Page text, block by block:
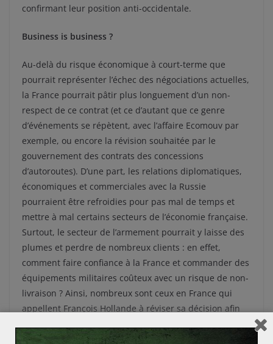
confirmant leur position anti-occidentale.
Business is business ?
Au-delà du risque économique à court-terme que
pourrait représenter l’échec des négociations actuelles,
la France pourrait pâtir plus longuement d’un non-
respect de ce contrat (et ce d’autant que ce genre
d’événements se répètent, avec l’affaire Ecomouv par
exemple, ou encore la révision souhaitée par le
gouvernement des contrats des concessions
d’autoroutes). D’une part, les relations diplomatiques,
économiques et commerciales avec la Russie
pourraient être refroidies pour pas mal de temps et
mettre à mal certains secteurs de l’économie française.
Surtout, le secteur de l’armement pourrait y laisse des
plumes et perdre de nombreux clients : en effet,
comment faire confiance à la France et commander des
équipements militaires coûteux avec un risque de non-
livraison ? Ainsi, nombreux sont ceux en France qui
appellent François Hollande à réviser sa décision afin
droite : un souhait partagé par environ 80% des